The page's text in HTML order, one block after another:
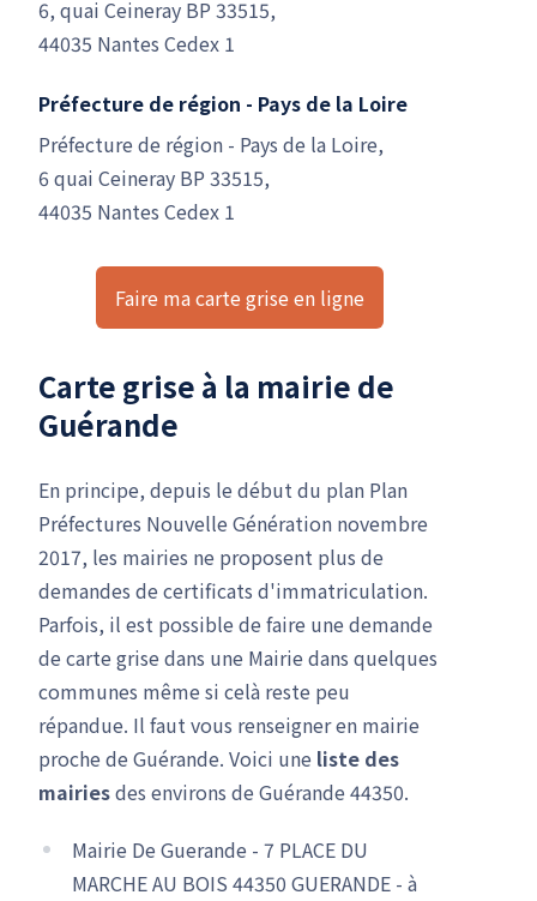
6, quai Ceineray BP 33515,
44035 Nantes Cedex 1
Préfecture de région - Pays de la Loire
Préfecture de région - Pays de la Loire,
6 quai Ceineray BP 33515,
44035 Nantes Cedex 1
Faire ma carte grise en ligne
Carte grise à la mairie de
Guérande
En principe, depuis le début du plan Plan
Préfectures Nouvelle Génération novembre
2017, les mairies ne proposent plus de
demandes de certificats d'immatriculation.
Parfois, il est possible de faire une demande
de carte grise dans une Mairie dans quelques
communes même si celà reste peu
répandue. Il faut vous renseigner en mairie
proche de Guérande. Voici une liste des
mairiesdes environs de Guérande 44350.
Mairie De Guerande - 7 PLACE DU
MARCHE AU BOIS 44350 GUERANDE - à